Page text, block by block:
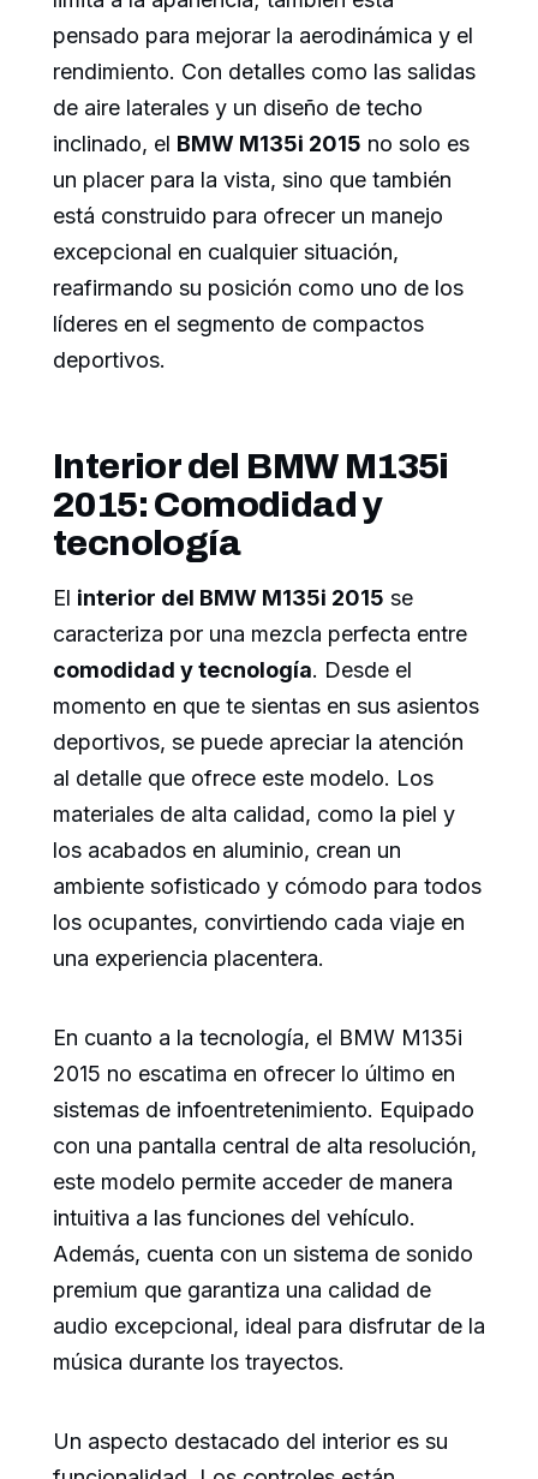
pensado para mejorar la aerodinámica y el
rendimiento. Con detalles como las salidas
de aire laterales y un diseño de techo
inclinado, el BMW M135i 2015 no solo es
un placer para la vista, sino que también
está construido para ofrecer un manejo
excepcional en cualquier situación,
reafirmando su posición como uno de los
líderes en el segmento de compactos
deportivos.
Interior del BMW M135i
2015: Comodidad y
tecnología
El interior del BMW M135i 2015 se
caracteriza por una mezcla perfecta entre
comodidad y tecnología. Desde el
momento en que te sientas en sus asientos
deportivos, se puede apreciar la atención
al detalle que ofrece este modelo. Los
materiales de alta calidad, como la piel y
los acabados en aluminio, crean un
ambiente sofisticado y cómodo para todos
los ocupantes, convirtiendo cada viaje en
una experiencia placentera.
En cuanto a la tecnología, el BMW M135i
2015 no escatima en ofrecer lo último en
sistemas de infoentretenimiento. Equipado
con una pantalla central de alta resolución,
este modelo permite acceder de manera
intuitiva a las funciones del vehículo.
Además, cuenta con un sistema de sonido
premium que garantiza una calidad de
audio excepcional, ideal para disfrutar de la
música durante los trayectos.
Un aspecto destacado del interior es su